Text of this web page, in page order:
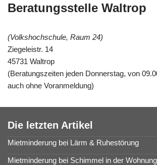
Beratungsstelle Waltrop
(Volkshochschule, Raum 24)
Ziegeleistr. 14
45731 Waltrop
(Beratungszeiten jeden Donnerstag, von
auch ohne Voranmeldung)
Die letzten Artikel
Mietminderung bei Lärm & Ruhestörung
Mietminderung bei Schimmel in der Wohnung